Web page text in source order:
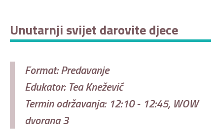
Unutarnji svijet darovite djece
Format: Predavanje
Edukator: Tea Knežević
Termin održavanja: 12:10 - 12:45, WOW
dvorana 3